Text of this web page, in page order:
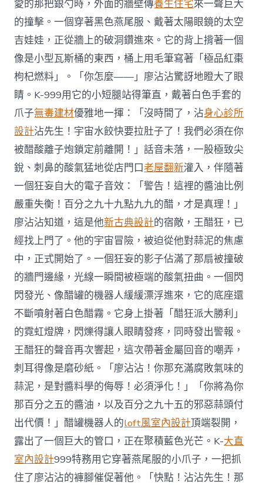
愛的那把銀勺時，外面的牆壁傳養生住宅來一聲巨大
的撞擊。一個穿著黑色燕尾服、戴著太陽眼鏡的太空
吉娃娃，正從牆上的破洞鑽進來。它的背上揹著一個
像是小型瓦斯桶的東西，桶上用毛筆寫著「極品紅棗
枸杞燃料」。「你怎麼——」廖沾沾驚訝地瞪大了眼
睛。K-999用它的小短腿站得筆直，戴著白色手套的
爪子無毒建材優雅地一揮：「沒時間了，沾身心診所
設計沾先生！宇宙水餃快要拉肚子了！我們必須在你
被醋酸離子炮鎖定前離開！」話音未落，一股極致尖
銳、刺鼻的酸氣猛地從店門口老屋翻新灌入，伴隨著
一個狂妄自大的電子音效：「警告！這裡的醬油比例
嚴重失衡！百分之九十九點九九的醋，才是真理！」
廖沾沾知道，這是他新古典設計的宿敵，王醋狂，已
經找上門了。他的宇宙冒險，被迫從他對蒜泥的焦慮
中，正式開始了。一個狂妄的影子佔滿了那扇被撞破
的牆門邊緣，光線一瞬間被極端的酸氣扭曲。一個閃
閃發光、像醋罐的機器人緩緩漂浮進來，它的底座還
不斷噴射著白色醋霧。它身上掛著「醋狂派大勝利」
的霓虹燈牌，閃爍得讓人眼睛發疼，同時發出警報。
王醋狂的聲音再次響起，這次帶著金屬回音的嘲弄，
刺耳得像是磨砂紙。「廖沾沾！你那充滿腐敗氣味的
蒜泥，是對醬料學的侮辱！必須淨化！」「你將為你
那百分之五的醬油，以及百分之九十五的邪惡蒜頭付
出代價！」醋罐機器人的loft風室內設計頂端裂開，
露出了一個巨大的管口，正在聚積藍色光芒。K-大直
室內設計999特務用它穿著燕尾服的小爪子，一把抓
住了廖沾沾的褲腳催促著他。「快點！沾沾先生！那